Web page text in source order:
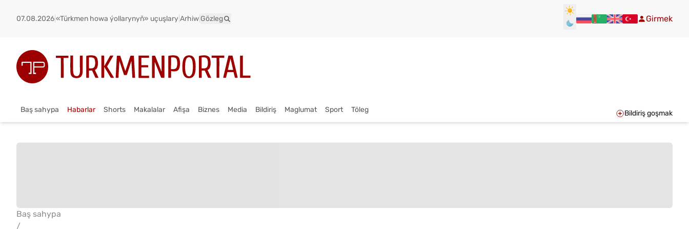
07.08.2026«Türkmen howa ýollarynyň» uçuşlaryArhiw Gözleg Girmek
Baş sahypa Habarlar Shorts Makalalar Afişa Biznes Media Bildiriş Maglumat Sport Töleg Bildiriş goşmak
Baş sahypa
/